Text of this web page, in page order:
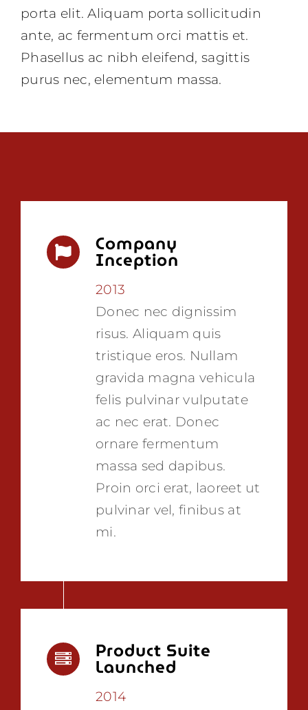
porta elit. Aliquam porta sollicitudin
ante, ac fermentum orci mattis et.
Phasellus ac nibh eleifend, sagittis
purus nec, elementum massa.
Company
Inception
2013
Donec nec dignissim
risus. Aliquam quis
tristique eros. Nullam
gravida magna vehicula
felis pulvinar vulputate
ac nec erat. Donec
ornare fermentum
massa sed dapibus.
Proin orci erat, laoreet ut
pulvinar vel, finibus at
mi.
Product Suite
Launched
2014